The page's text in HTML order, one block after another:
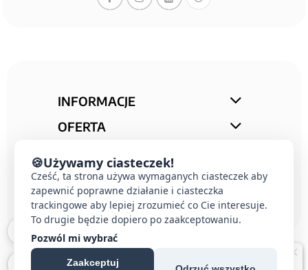
INFORMACJE
OFERTA
KONTAKT
🍪Używamy ciasteczek!
Cześć, ta strona używa wymaganych ciasteczek aby
zapewnić poprawne działanie i ciasteczka
trackingowe aby lepiej zrozumieć co Cie interesuje.
To drugie będzie dopiero po zaakceptowaniu.
Pozwól mi wybrać
Zaakceptuj